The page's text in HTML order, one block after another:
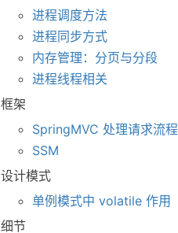
进程调度方法
进程同步方式
内存管理：分页与分段
进程线程相关
框架
SpringMVC 处理请求流程
SSM
设计模式
单例模式中 volatile 作用
细节